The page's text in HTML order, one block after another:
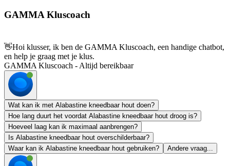
GAMMA Kluscoach
👋Hoi klusser, ik ben de GAMMA Kluscoach, een handige chatbot,
en help je graag met je klus.
GAMMA Kluscoach - Altijd bereikbaar
Wat kan ik met Alabastine kneedbaar hout doen?
Hoe lang duurt het voordat Alabastine kneedbaar hout droog is?
Hoeveel laag kan ik maximaal aanbrengen?
Is Alabastine kneedbaar hout overschilderbaar?
Waar kan ik Alabastine kneedbaar hout gebruiken?
Andere vraag...